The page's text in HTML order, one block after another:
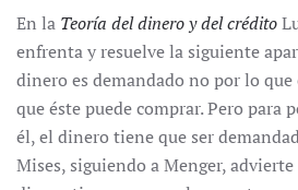
En la Teoría del dinero y del crédito
enfrenta y resuelve la siguiente
dinero es demandado no por lo
que éste puede comprar. Pero para
él, el dinero tiene que ser
Mises, siguiendo a Menger,